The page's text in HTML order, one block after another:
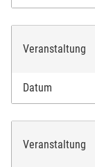
Veranstaltung
Datum
Veranstaltung